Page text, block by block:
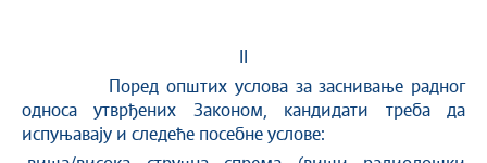
Поред општих услова за заснивање радног
односа утврђених Законом, кандидати треба да
испуњавају и следеће посебне услове: